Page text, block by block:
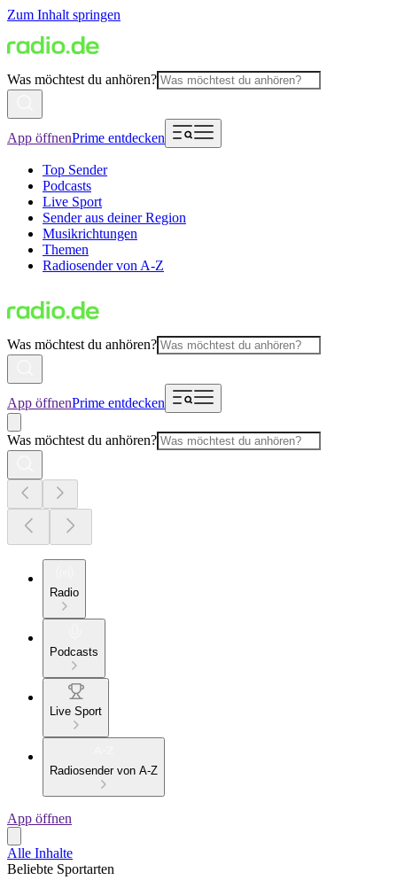
Zum Inhalt springen
Was möchtest du anhören?
App öffnenPrime entdecken
Top Sender
Podcasts
Live Sport
Sender aus deiner Region
Musikrichtungen
Themen
Radiosender von A-Z
Was möchtest du anhören?
App öffnenPrime entdecken
Was möchtest du anhören?
Radio
Podcasts
Live Sport
Radiosender von A-Z
App öffnen
Alle Inhalte
Beliebte Sportarten